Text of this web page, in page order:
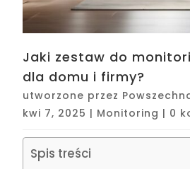
Jaki zestaw do
dla domu i firmy?
utworzone przez
kwi 7, 2025 | Monitoring | 0
Spis treści